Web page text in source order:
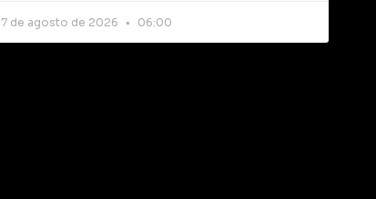
7 de agosto de 2026 06:00